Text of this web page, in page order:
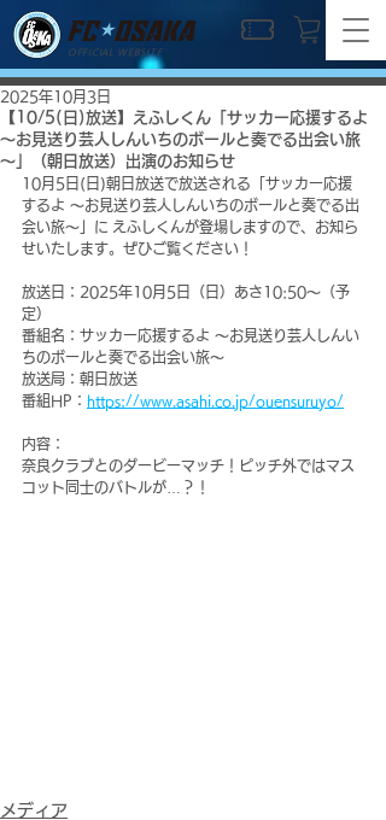
OFFICIAL WEBSITE
【10/5(日)放送】えふしくん「サッカー応援するよ
～お見送り芸人しんいちのボールと奏でる出会い旅
～」（朝日放送）出演のお知らせ
2025年10月3日
10月5日(日)朝日放送で放送される「サッカー応援
するよ ～お見送り芸人しんいちのボールと奏でる出
会い旅～」に えふしくんが登場しますので、お知ら
せいたします。ぜひご覧ください！
放送日：2025年10月5日（日）あさ10:50～（予
定）
番組名：サッカー応援するよ ～お見送り芸人しんい
ちのボールと奏でる出会い旅～
放送局：朝日放送
番組HP： https://www.asahi.co.jp/ouensuruyo/
内容：
奈良クラブとのダービーマッチ！ピッチ外ではマス
コット同士のバトルが…？！
メディア